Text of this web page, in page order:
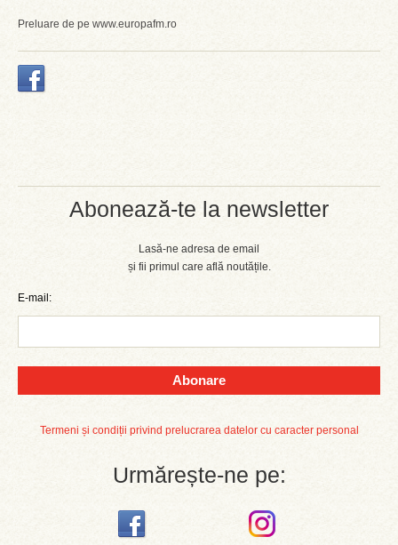
Abonează-te la newsletter
Lasă-ne adresa de email
și fii primul care află noutățile.
E-mail:
Abonare
Termeni și condiții privind prelucrarea datelor cu caracter personal
Urmărește-ne pe:
Preluare de pe www.europafm.ro